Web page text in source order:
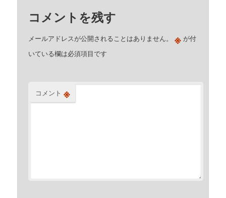
コメントを残す
メールアドレスが公開されることはありません。 ※ が付
いている欄は必須項目です
コメント ※